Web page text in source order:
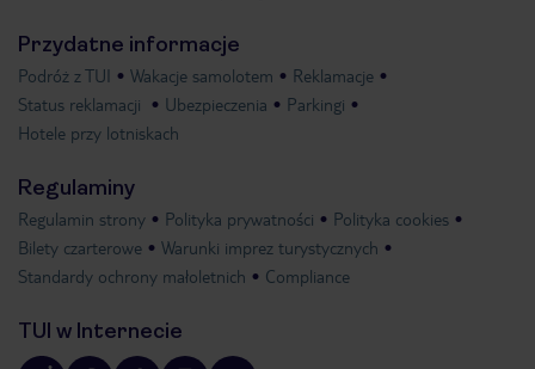
Przydatne informacje
Podróż z TUI Wakacje samolotem
Reklamacje
Status reklamacji
Ubezpieczenia
Parkingi
Hotele przy lotniskach
Regulaminy
Regulamin strony Polityka prywatności
Polityka cookies
Bilety czarterowe
Warunki imprez turystycznych
Standardy ochrony małoletnich
Compliance
TUI w Internecie